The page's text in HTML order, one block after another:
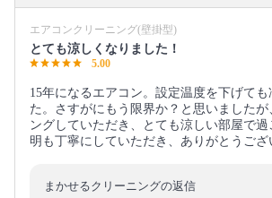
エアコンクリーニング(壁掛型)
とても涼しくなりました！
5.00
15年になるエアコン。設定温度を下げて
た。さすがにもう限界か？と思いました
ングしていただき、とても涼しい部屋で
明も丁寧にしていただき、ありがとうござ
まかせるクリーニングの返信